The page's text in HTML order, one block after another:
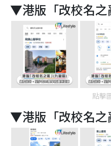
▼港版「改校名
點擊
▼港版「改校名